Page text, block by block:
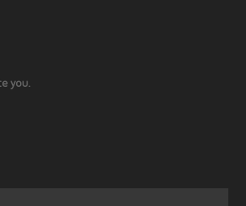
you.